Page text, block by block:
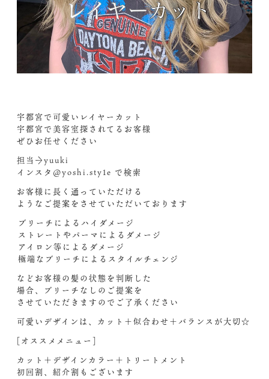
宇都宮で可愛いレイヤーカット︎
宇都宮で美容室探されてるお客様
ぜひお任せください︎
担当→yuuki
インスタ@yoshi.sty1e で検索️
お客様に長く通っていただける
ようなご提案をさせていただいております︎
︎ブリーチによるハイダメージ
︎ストレートやパーマによるダメージ
︎アイロン等によるダメージ
︎極端なブリーチによるスタイルチェンジ
などお客様の髪の状態を判断した
場合、ブリーチなしのご提案を
させていただきますのでご了承ください
可愛いデザインは、カット＋似合わせ＋バランスが大切☆
[オススメメニュー]
カット＋デザインカラー＋トリートメント
初回割、紹介割もございます